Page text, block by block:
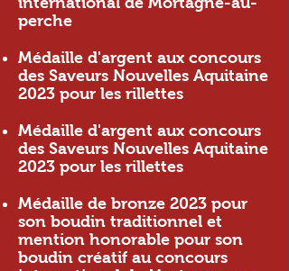
perche
Médaille d'argent aux concours
des Saveurs Nouvelles Aquitaine
2023 pour les rillettes
Médaille d'argent aux concours
des Saveurs Nouvelles Aquitaine
2023 pour les rillettes
Médaille de bronze 2023 pour
son boudin traditionnel et
mention honorable pour son
boudin créatif au concours